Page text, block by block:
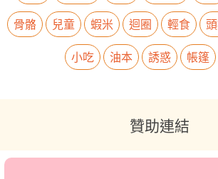
骨骼
兒童 蝦米 迴圈 輕食
小吃
油本 誘惑 帳篷
贊助連結